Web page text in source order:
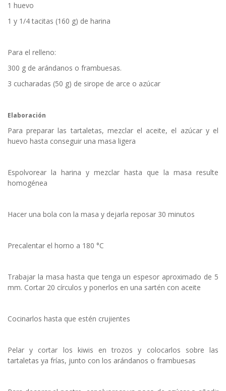
1 huevo
1 y 1/4 tacitas (160 g) de harina
Para el relleno:
300 g de arándanos o frambuesas.
3 cucharadas (50 g) de sirope de arce o azúcar
Elaboración
Para preparar las tartaletas, mezclar el aceite, el azúcar y el
huevo hasta conseguir una masa ligera
Espolvorear la harina y mezclar hasta que la masa resulte
homogénea
Hacer una bola con la masa y dejarla reposar 30 minutos
Precalentar el horno a 180 °C
Trabajar la masa hasta que tenga un espesor aproximado de 5
mm. Cortar 20 círculos y ponerlos en una sartén con aceite
Cocinarlos hasta que estén crujientes
Pelar y cortar los kiwis en trozos y colocarlos sobre las
tartaletas ya frías, junto con los arándanos o frambuesas